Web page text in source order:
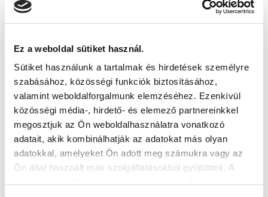
Ez a weboldal sütiket használ.
Sütiket használunk a tartalmak és hirdetések személyre
szabásához, közösségi funkciók biztosításához,
valamint weboldalforgalmunk elemzéséhez. Ezenkívül
közösségi média-, hirdető- és elemező partnereinkkel
megosztjuk az Ön weboldalhasználatra vonatkozó
adatait, akik kombinálhatják az adatokat más olyan
adatokkal, amelyeket Ön adott meg számukra vagy az
Ön által használt más szolgáltatásokból gyűjtöttek. A
MTK BUDAPEST II SZEKSZÁRDI UFC
MTK BUDAPEST HÍRLEVÉL
Ne maradjon le egy eseményről sem! Iratkozzon fel ingyenes
hírlevelünkre: